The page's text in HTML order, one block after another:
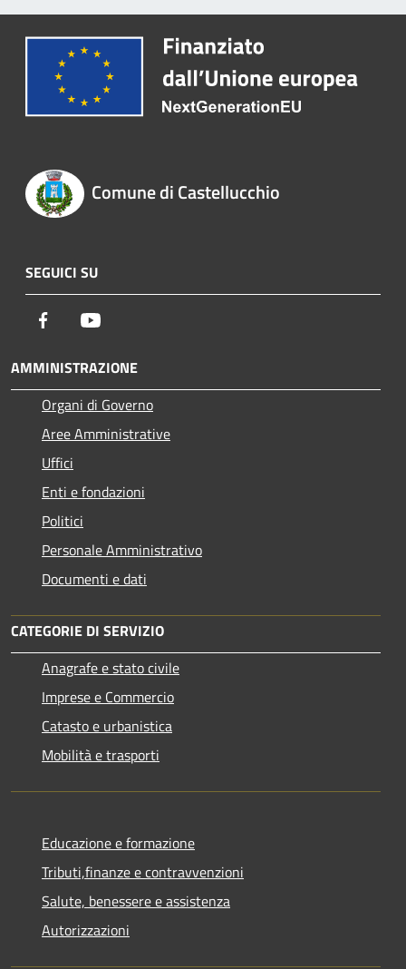
Comune di Castellucchio
SEGUICI SU
Facebook
AMMINISTRAZIONE
Organi di Governo
Aree Amministrative
Uffici
Enti e fondazioni
Politici
Personale Amministrativo
Documenti e dati
CATEGORIE DI SERVIZIO
Anagrafe e stato civile
Imprese e Commercio
Catasto e urbanistica
Mobilità e trasporti
Educazione e formazione
Tributi,finanze e contravvenzioni
Salute, benessere e assistenza
Autorizzazioni